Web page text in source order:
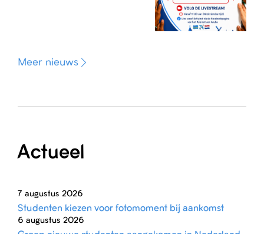
Meer nieuws
Actueel
7 augustus 2026
Studenten kiezen voor fotomoment bij aankomst
6 augustus 2026